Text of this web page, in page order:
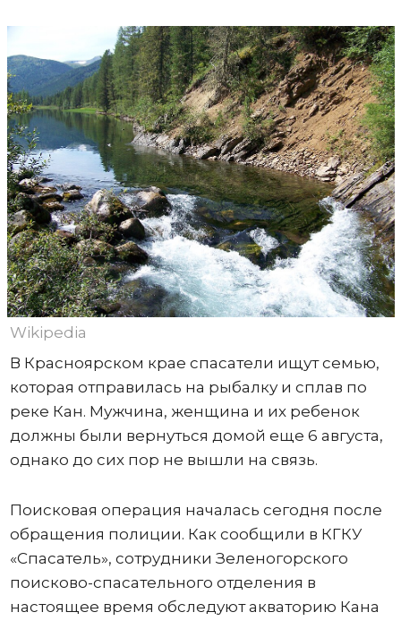
Wikipedia
В Красноярском крае спасатели ищут семью,
которая отправилась на рыбалку и сплав по
реке Кан. Мужчина, женщина и их ребенок
должны были вернуться домой еще 6 августа,
однако до сих пор не вышли на связь.
Поисковая операция началась сегодня после
обращения полиции. Как сообщили в КГКУ
«Спасатель», сотрудники Зеленогорского
поисково-спасательного отделения в
настоящее время обследуют акваторию Кана